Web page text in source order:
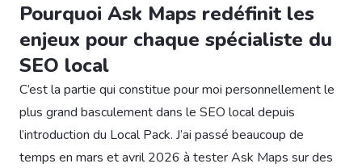
Pourquoi Ask Maps redéfinit les
enjeux pour chaque spécialiste du
SEO local
C’est la partie qui constitue pour moi personnellement le
plus grand basculement dans le SEO local depuis
l’introduction du Local Pack. J’ai passé beaucoup de
temps en mars et avril 2026 à tester Ask Maps sur des